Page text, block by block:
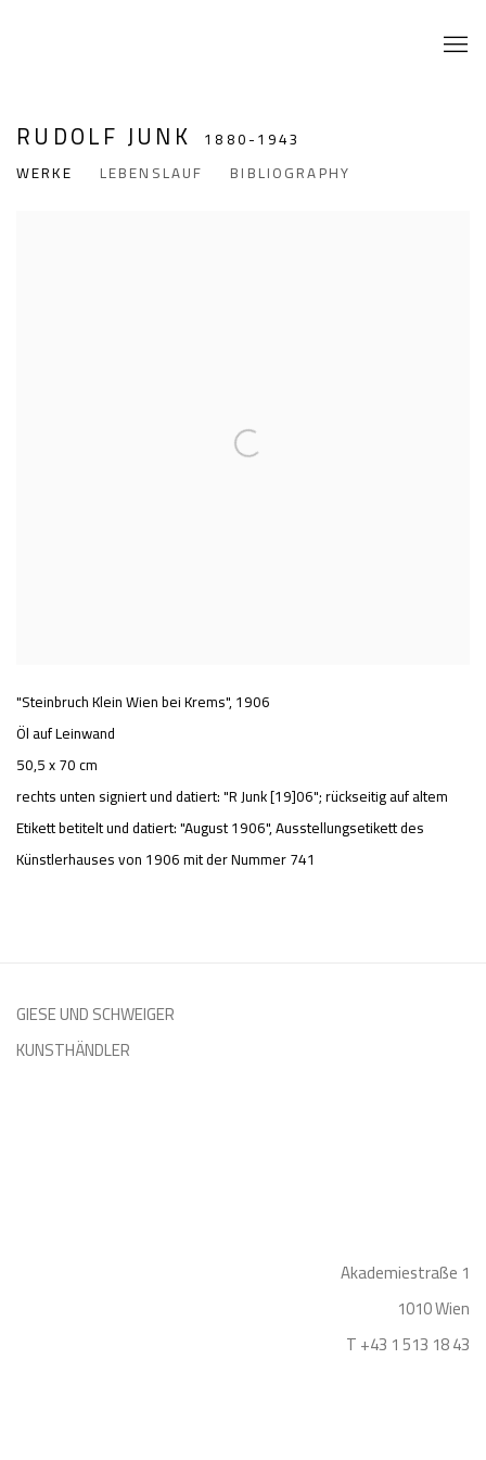
RUDOLF JUNK
1880-1943
WERKE
LEBENSLAUF BIBLIOGRAPHY
"Steinbruch Klein Wien bei Krems",1906
Öl auf Leinwand
50,5 x 70 cm
rechts unten signiert und datiert: "R Junk [19]06"; rückseitig auf altem
Etikett betitelt und datiert: "August 1906", Ausstellungsetikett des
Künstlerhauses von 1906 mit der Nummer 741
GIESE UND SCHWEIGER
KUNSTHÄNDLER
Akademiestraße 1
1010 Wien
T +43 1 513 18 43